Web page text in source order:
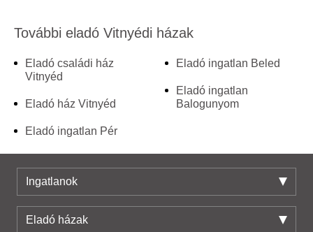
További eladó Vitnyédi házak
Eladó családi ház
Vitnyéd
Eladó ház Vitnyéd
Eladó ingatlan Pér
Eladó ingatlan Beled
Eladó ingatlan
Balogunyom
Ingatlanok
Eladó házak